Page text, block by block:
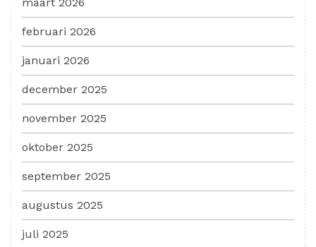
februari 2026
januari 2026
december 2025
november 2025
oktober 2025
september 2025
augustus 2025
juli 2025